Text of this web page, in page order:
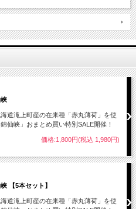
ておりません。
購入画面で「会員登録をして購入手続
登録をお願いします。
海道滝上町産の在来種「赤丸薄荷」を使
仙峡」おまとめ買い特別SALE開催！
価格:1,800円(税込 1,980円)
【5本セット】
海道滝上町産の在来種「赤丸薄荷」を使